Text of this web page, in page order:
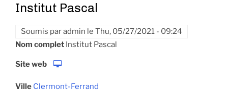
Institut Pascal
Soumis paradmin le Thu, 05/27/2021 - 09:24
Nom complet Institut Pascal
Site web
Ville Clermont-Ferrand